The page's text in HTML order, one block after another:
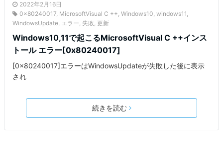
2022年2月16日
0x80240017, MicrosoftVisual C ++, Windows10, windows11,
WindowsUpdate, エラー, 失敗, 更新
Windows10,11で起こるMicrosoftVisual C ++インス
トール エラー[0x80240017]
[0x80240017]エラーはWindowsUpdateが失敗した後に表示
され
続きを読む